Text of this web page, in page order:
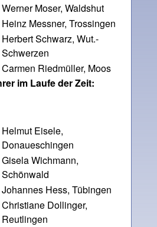
Werner Moser, Waldshut
Heinz Messner, Trossingen
Herbert Schwarz, Wut.-
Schwerzen
Carmen Riedmüller, Moos
im Laufe der Zeit:
Helmut Eisele,
Donaueschingen
Gisela Wichmann,
Schönwald
Johannes Hess, Tübingen
Christiane Dollinger,
Reutlingen